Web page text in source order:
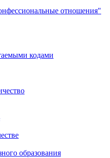
отношения"
кодами
образования